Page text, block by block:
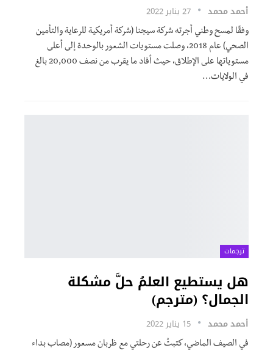
أحمد محمد 27 يناير 2022
وفقًا لمسح وطني أجرته شركة سيجنا (شركة أمريكية للرعاية والتأمين
الصحي) عام 2018، وصلت مستويات الشعور بالوحدة إلى أعلى
مستوياتها على الإطلاق، حيث أفاد ما يقرب من نصف 20,000 بالغ
في الولايات…
ترجمات
هل يستطيع العلمُ حلَّ مشكلة
الجمال؟ (مترجم)
أحمد محمد 15 يناير 2022
في الصيف الماضي، كتبتُ عن رحلتي مع ظربان مسعور (مصاب بداء